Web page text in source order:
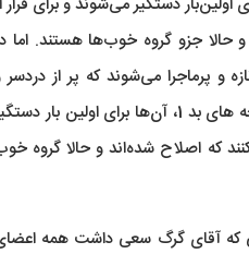
حالا جزو گروه خوب‌ها هستند. اما
و پرماجرا می‌شوند که پر از دردسر
اتفاقات غیرمنتظره است! در انیمیشن بچه های بد 1، آن‌ها برای اولین بار
که اصلاح شده‌اند و حالا گروه
که آقای گرگ سعی داشت همه